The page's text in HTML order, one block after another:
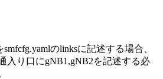
のlinksに記述する場合、
入り口にgNB1,gNB2を記述する必